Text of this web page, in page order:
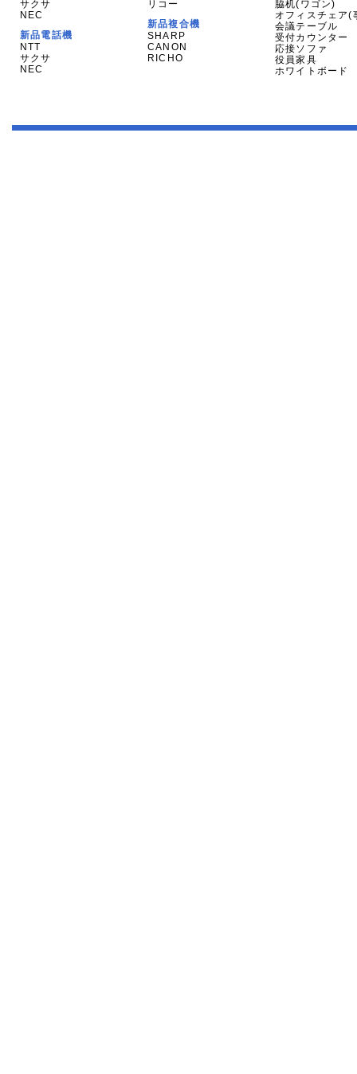
サクサ
NEC
新品電話機
NTT
サクサ
NEC
リコー
新品複合機
SHARP
CANON
RICHO
脇机(ワゴン)
オフィスチェア(
会議テーブル
受付カウンター
応接ソファ
役員家具
ホワイトボード